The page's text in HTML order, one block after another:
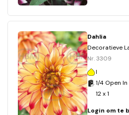
Dahlia
Decoratieve
Nr. 3309
I
1/4 Open
12 x 1
Login om te